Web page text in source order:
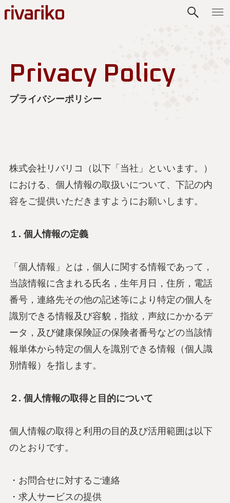
Privacy Policy
プライバシーポリシー
株式会社リバリコ（以下「当社」といいます。）
における、個人情報の取扱いについて、下記の内
容をご提供いただきますようにお願いします。
１. 個人情報の定義
「個人情報」とは，個人に関する情報であって，
当該情報に含まれる氏名，生年月日，住所，電話
番号，連絡先その他の記述等により特定の個人を
識別できる情報及び容貌，指紋，声紋にかかるデ
ータ，及び健康保険証の保険者番号などの当該情
報単体から特定の個人を識別できる情報（個人識
別情報）を指します。
２. 個人情報の取得と目的について
個人情報の取得と利用の目的及び活用範囲は以下
のとおりです。
・お問合せに対するご連絡
・求人サービスの提供